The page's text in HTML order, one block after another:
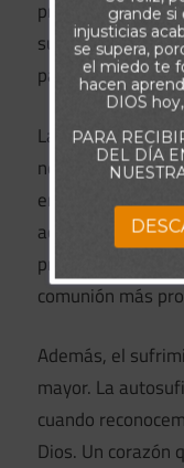
profundamente
superada nos
para
Las pruebas
nos empuja a
en esa cercanía
acciones que
proceso, aunque
comunión más
Además, el
mayor. La
cuando
Dios. Un corazón
grande si
injusticias
se supera,
el miedo te
hacen
DIOS
PARA
DEL DÍA